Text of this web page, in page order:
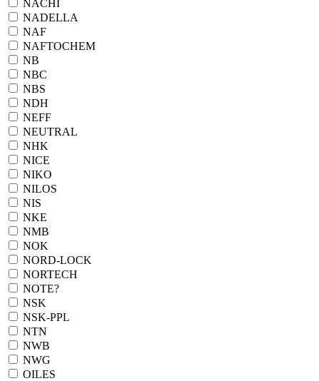
NACHI
NADELLA
NAF
NAFTOCHEM
NB
NBC
NBS
NDH
NEFF
NEUTRAL
NHK
NICE
NIKO
NILOS
NIS
NKE
NMB
NOK
NORD-LOCK
NORTECH
NOTE?
NSK
NSK-PPL
NTN
NWB
NWG
OILES